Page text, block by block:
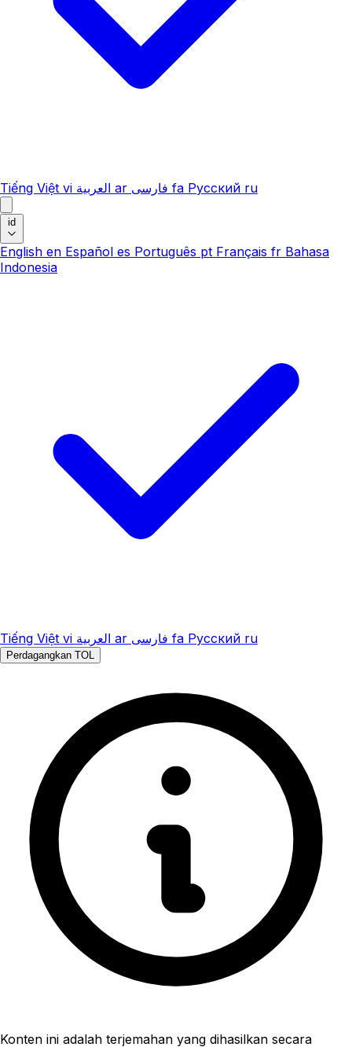
Tiếng Việt vi العربية ar فارسی fa Русский ru
id
English en Español es Português pt Français fr Bahasa
Indonesia
Tiếng Việt vi العربية ar فارسی fa Русский ru
Perdagangkan TOL
Konten ini adalah terjemahan yang dihasilkan secara